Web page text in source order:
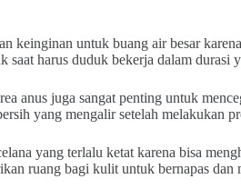
keinginan untuk buang air besar
saat harus duduk bekerja dalam durasi
anus juga sangat penting untuk
yang mengalir setelah melakukan
yang terlalu ketat karena bisa
ruang bagi kulit untuk bernapas